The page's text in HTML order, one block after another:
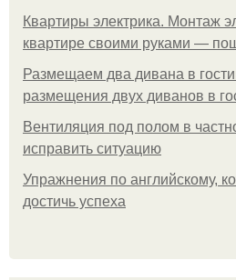
Квартиры электрика. Монтаж
квартире своими руками —
Размещаем два дивана в
размещения двух диванов в
Вентиляция под полом в
исправить ситуацию
Упражнения по английскому,
достичь успеха